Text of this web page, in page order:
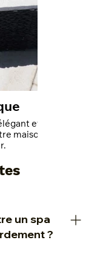
et sophistiqué
maison ou à votre
un spa
?